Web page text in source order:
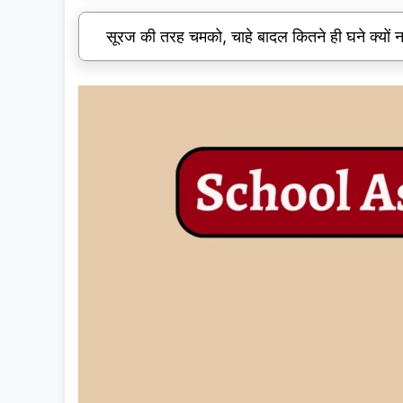
सूरज की तरह चमको, चाहे बादल कितने ही घने क्यों